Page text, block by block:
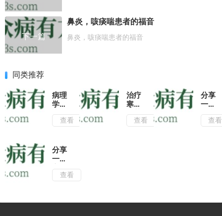
下一篇
鼻炎，咳痰喘患者的福音
鼻炎，咳痰喘患者的福音
同类推荐
病理
学与
病理
生理
学习
指导
赵时
梅，
编
查看
治疗
寒冷
型荨
麻疹
查看
分享
一个
治疗
白癜
查看
分享
一个
高血
压的
效果
查看